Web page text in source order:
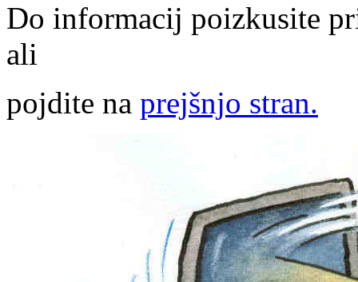
Do informacij poizkusite
ali
pojdite na prejšnjo stran.